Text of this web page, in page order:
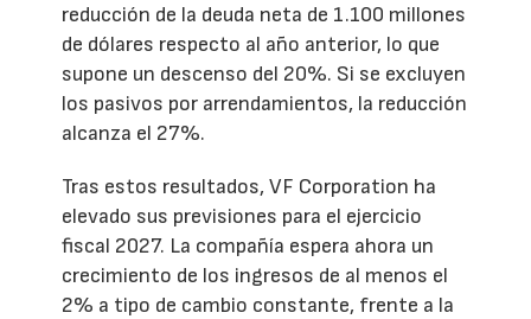
reducción de la deuda neta de 1.100 millones
de dólares respecto al año anterior, lo que
supone un descenso del 20%. Si se excluyen
los pasivos por arrendamientos, la reducción
alcanza el 27%.
Tras estos resultados, VF Corporation ha
elevado sus previsiones para el ejercicio
fiscal 2027. La compañía espera ahora un
crecimiento de los ingresos de al menos el
2% a tipo de cambio constante, frente a la